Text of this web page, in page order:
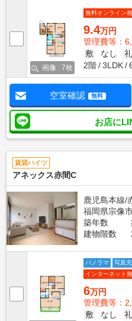
画像 : 7枚
無料オンライン
9.4万円
管理費等：
敷
なし 礼
2階
3LDK
空室確認 無料
お店に
賃貸ハイツ
アネックス赤間C
鹿児島本線/
福岡県宗像
築年数
建物階数
パノラマ 写真
インターネット
6万円
管理費等：
敷
なし 礼